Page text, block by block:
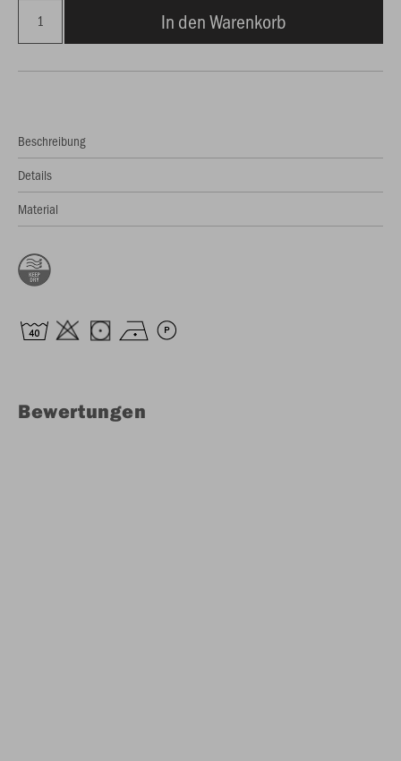
In den Warenkorb
Beschreibung
Details
Material
Bewertungen